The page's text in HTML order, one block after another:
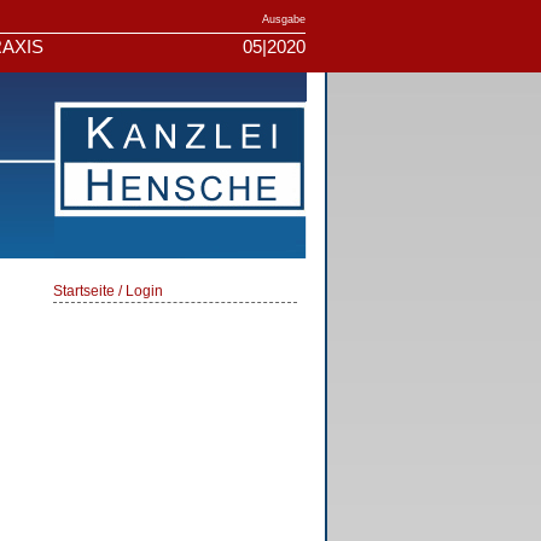
Ausgabe
05|2020
Startseite / Login